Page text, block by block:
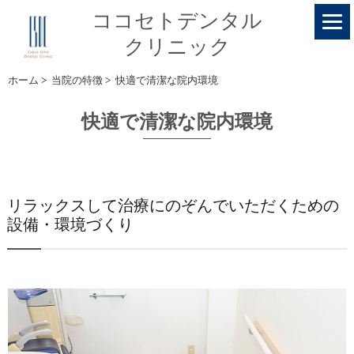
ココセトデンタル
クリニック
ホーム > 当院の特徴 >快適で清潔な院内環境
快適で清潔な院内環境
リラックスして治療にのぞんでいただくための
設備・環境づくり